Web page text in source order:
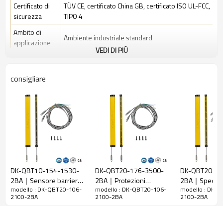
Certificato di
sicurezza
TÜV CE, certificato China GB, certificato ISO UL-FCC,
TIPO 4
Ambito di
applicazione
Ambiente industriale standard
Spazio tra i
Rileva la
precisione
28 mm
Quantità di
travi
Raggio
d'azione
2100 mm
Taglia del
prodotto
15mm*30mm*L, L è la lunghezza dell'emettitore e
del ricevitore.
VEDI DI PIÙ
consigliare
DK-QBT10-154-1530-
2BA｜Sensore barriera
fotoelettrica di sicurezza
｜DADISICK
modello : DK-QBT20-106-
2100-2BA
DK-QBT20-176-3500-
2BA｜Protezioni
luminose per macchine
｜DADISICK
modello : DK-QBT20-106-
2100-2BA
DK-QBT20-
2BA｜
barriere
sicurezza｜
modello : DK-
2100-2BA